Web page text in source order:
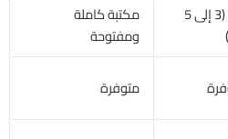
محدود (3 إلى 5
مكتبة كاملة
ومفتوحة
متوفرة